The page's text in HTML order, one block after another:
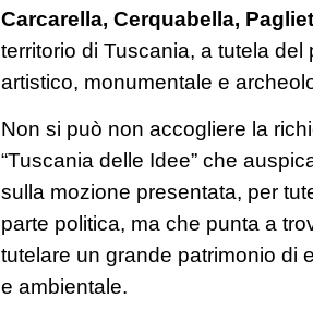
Carcarella, Cerquabella,
territorio di Tuscania, a tutela
artistico, monumentale e
Non si può non accogliere la
“Tuscania delle Idee” che
sulla mozione presentata, per
parte politica, ma che punta a
tutelare un grande patrimonio di
e ambientale.